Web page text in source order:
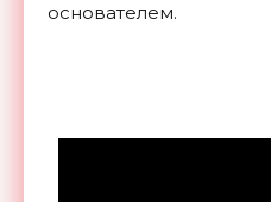
основателем.